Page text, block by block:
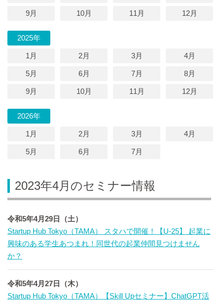
9月 10月 11月 12月
2025年
1月 2月 3月 4月
5月 6月 7月 8月
9月 10月 11月 12月
2026年
1月 2月 3月 4月
5月 6月 7月
2023年4月のセミナー情報
令和5年4月29日（土）
Startup Hub Tokyo（TAMA） スタハで開催！【U-25】 起業に
興味のある学生あつまれ！同世代の起業仲間見つけません
か？
令和5年4月27日（木）
Startup Hub Tokyo（TAMA）【Skill Upセミナー】ChatGPT活